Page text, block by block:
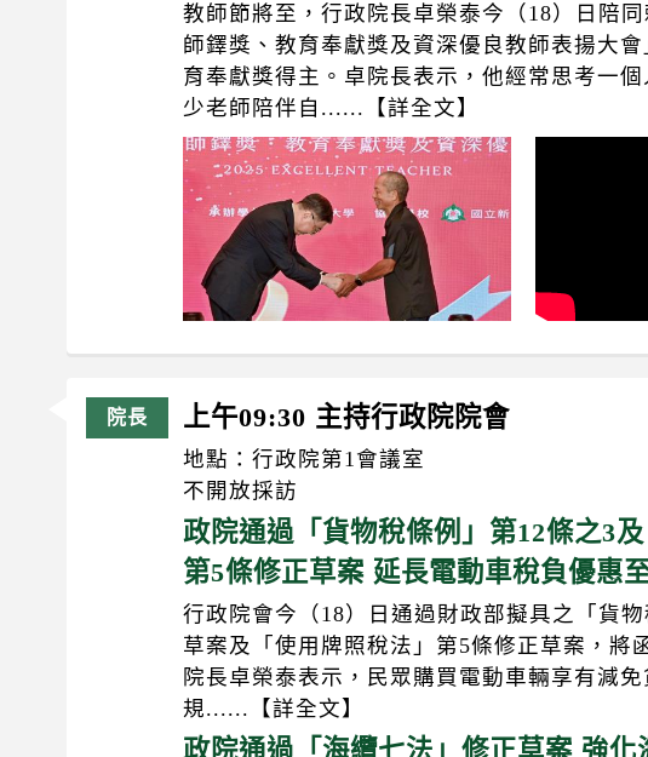
教師節將至，行政院長卓榮泰今（18）日陪
師鐸獎、教育奉獻獎及資深優良教師表揚大
育奉獻獎得主。卓院長表示，他經常思考一
少老師陪伴自......【詳全文】
上午09:30 主持行政院院會
地點：行政院第1會議室
不開放採訪
政院通過「貨物稅條例」第12條之3及
第5條修正草案 延長電動車稅負優惠
行政院會今（18）日通過財政部擬具之「貨
草案及「使用牌照稅法」第5條修正草案，將
院長卓榮泰表示，民眾購買電動車輛享有減
規......【詳全文】
政院通過「海纜七法」修正草案 強化